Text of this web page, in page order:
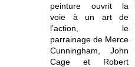
peinture ouvrit la
voie à un art de
l’action, le
parrainage de Merce
Cunningham, John
Cage et Robert